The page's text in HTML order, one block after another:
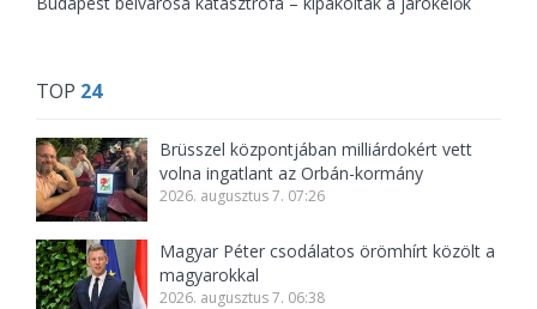
TOP 24
Brüsszel központjában milliárdokért vett
volna ingatlant az Orbán-kormány
2026. augusztus 7. 07:26
Magyar Péter csodálatos örömhírt közölt a
magyarokkal
2026. augusztus 7. 06:38